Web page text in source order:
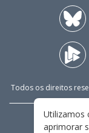
Todos os direitos
Utilizamos
aprimorar